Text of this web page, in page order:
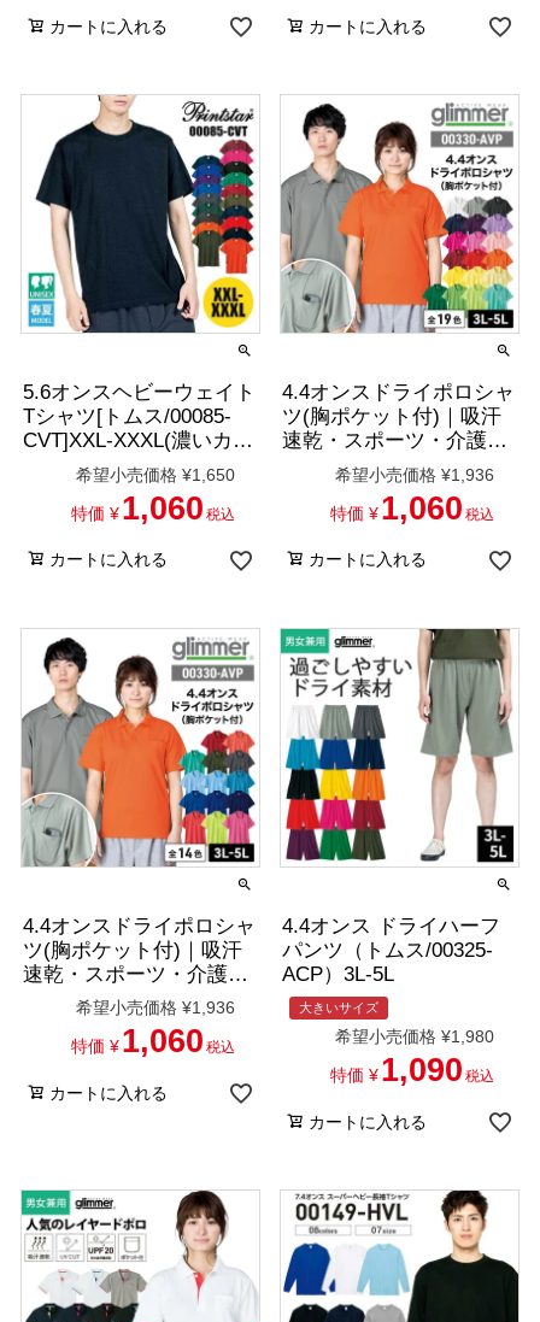
カートに入れる カートに入れる
5.6オンスヘビーウェイト
Tシャツ[トムス/00085-
CVT]XXL-XXXL(濃いカラ
希望小売価格 ¥1,650
特価 ¥ 1,060 税込
カートに入れる
4.4オンスドライポロシャ
ツ(胸ポケット付)｜吸汗
速乾・スポーツ・介護・
制服｜[トムス/00330-
AVP]3L-5L
希望小売価格 ¥1,936
特価 ¥ 1,060 税込
カートに入れる
4.4オンスドライポロシャ
ツ(胸ポケット付)｜吸汗
速乾・スポーツ・介護・
制服｜[トムス/00330-
AVP]3L-5L
希望小売価格 ¥1,936
特価 ¥ 1,060 税込
カートに入れる
4.4オンス ドライハーフ
パンツ（トムス/00325-
ACP）3L-5L
大きいサイズ
希望小売価格 ¥1,980
特価 ¥ 1,090 税込
カートに入れる